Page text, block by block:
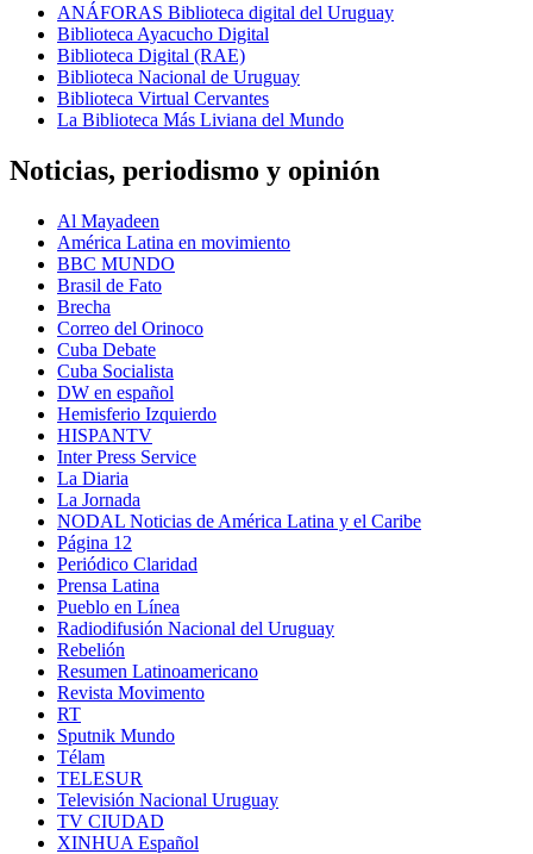
ANÁFORAS Biblioteca digital del Uruguay
Biblioteca Ayacucho Digital
Biblioteca Digital (RAE)
Biblioteca Nacional de Uruguay
Biblioteca Virtual Cervantes
La Biblioteca Más Liviana del Mundo
Noticias, periodismo y opinión
Al Mayadeen
América Latina en movimiento
BBC MUNDO
Brasil de Fato
Brecha
Correo del Orinoco
Cuba Debate
Cuba Socialista
DW en español
Hemisferio Izquierdo
HISPANTV
Inter Press Service
La Diaria
La Jornada
NODAL Noticias de América Latina y el Caribe
Página 12
Periódico Claridad
Prensa Latina
Pueblo en Línea
Radiodifusión Nacional del Uruguay
Rebelión
Resumen Latinoamericano
Revista Movimento
RT
Sputnik Mundo
Télam
TELESUR
Televisión Nacional Uruguay
TV CIUDAD
XINHUA Español